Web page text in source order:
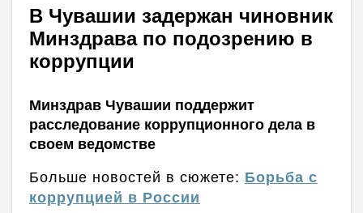
В Чувашии задержан чиновник
Минздрава по подозрению в
коррупции
Минздрав Чувашии поддержит
расследование коррупционного дела в
своем ведомстве
Больше новостей в сюжете: Борьба с
коррупцией в России